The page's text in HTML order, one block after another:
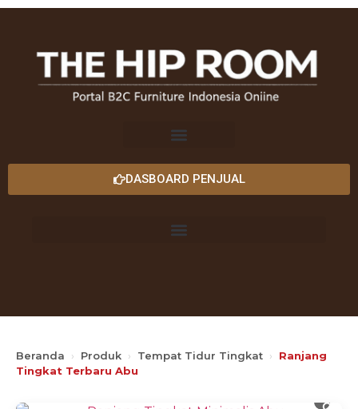
DASBOARD PENJUAL
Beranda › Produk › Tempat Tidur Tingkat ›
Ranjang
Tingkat Terbaru Abu